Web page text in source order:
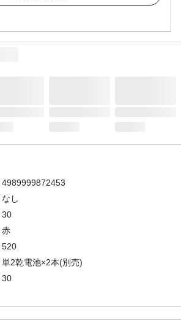
4989999872453
なし
30
赤
520
単2乾電池×2本(別売)
30
6